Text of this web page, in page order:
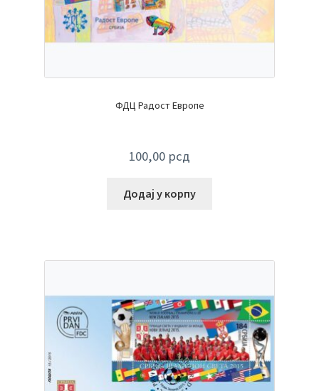
ФДЦ Радост Европе
100,00 рсд
Додај у корпу